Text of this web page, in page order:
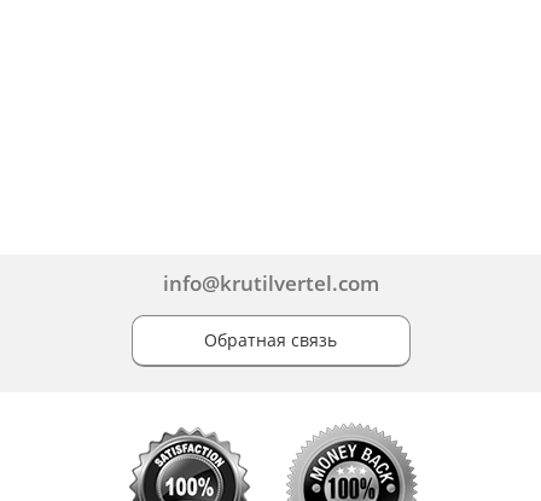
info@krutilvertel.com
Обратная связь